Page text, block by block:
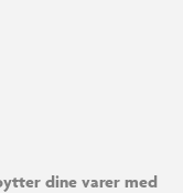
dine varer med